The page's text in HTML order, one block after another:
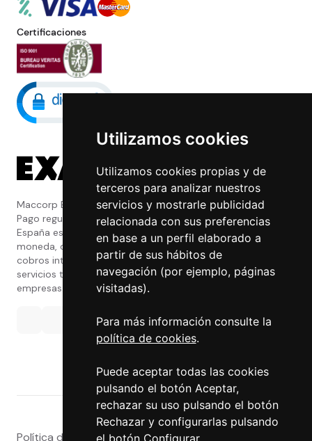
Utilizamos cookies
Utilizamos cookies propias y de
terceros para analizar nuestros
servicios y mostrarle publicidad
relacionada con sus preferencias
en base a un perfil elaborado a
partir de sus hábitos de
navegación (por ejemplo, páginas
visitadas).
Para más información consulte la
política de cookies.
Puede aceptar todas las cookies
pulsando el botón Aceptar,
rechazar su uso pulsando el botón
Rechazar y configurarlas pulsando
el botón Configurar.
Certificaciones
Maccorp Exact Change es una Entidad de
Pago regulada y con licencia del Banco de
España especializada en cambio de
moneda, divisas, transferencias, pagos y
cobros internacionales que presta estos
servicios tanto a particulares como a
empresas.
Política de privacidad| Atención al Cliente